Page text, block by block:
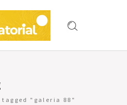
tagged "galeria 88"